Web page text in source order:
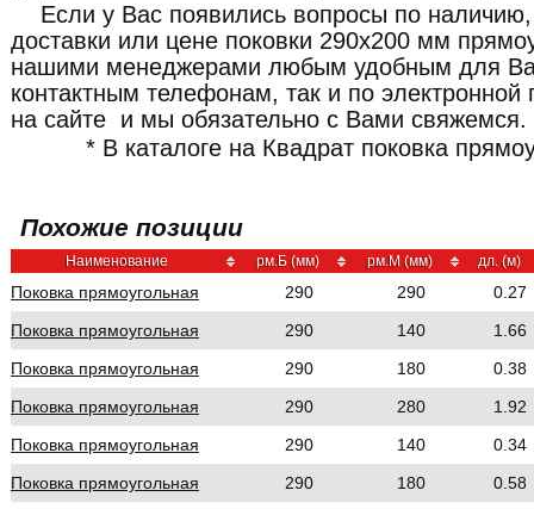
Если у Вас появились вопросы по
доставки или цене поковки 290x200 мм
нашими менеджерами любым удобным для
контактным телефонам, так и по электронной
на сайте и мы обязательно с Вами свяжемся.
* В каталоге на Квадрат поковка
Похожие позиции
Наименование рм.Б (мм) рм.М (мм) дл. (м)
Поковка прямоугольная 290 290
0.27
Поковка прямоугольная
290 140
1.66
Поковка прямоугольная
290 180
0.38
Поковка прямоугольная
290 280
1.92
Поковка прямоугольная
290 140
0.34
Поковка прямоугольная
290 180 0.58